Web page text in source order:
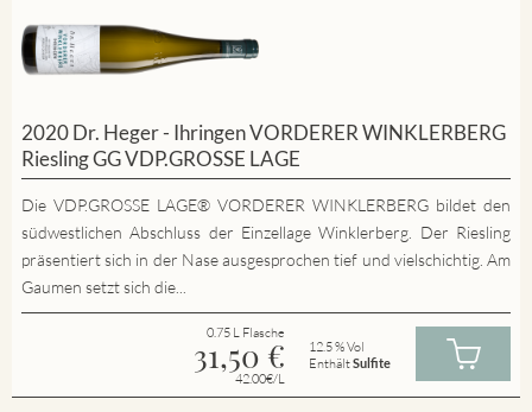
2020 Dr. Heger - Ihringen VORDERER WINKLERBERG
Riesling GG VDP.GROSSE LAGE
Die VDP.GROSSE LAGE® VORDERER WINKLERBERG bildet den
südwestlichen Abschluss der Einzellage Winklerberg. Der Riesling
präsentiert sich in der Nase ausgesprochen tief und vielschichtig. Am
Gaumen setzt sich die...
0.75 L Flasche
31,50 €
42.00€/L
12.5 % Vol
EnthältSulfite